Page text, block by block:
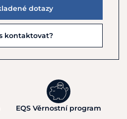
dotazy
kontaktovat?
EQS Věrnostní program